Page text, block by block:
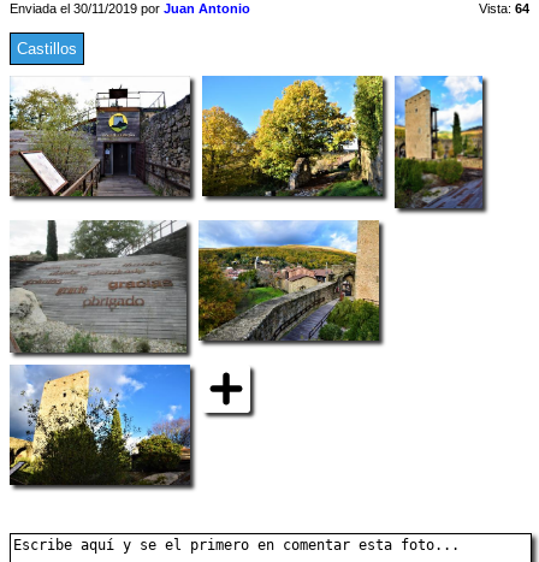
Enviada el 30/11/2019 por Juan Antonio Vista: 64
Castillos